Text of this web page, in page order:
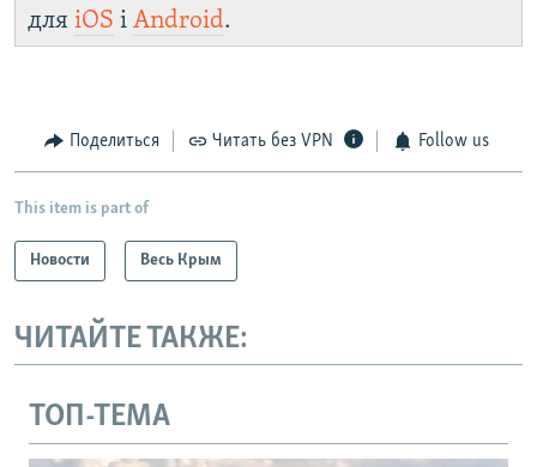
для iOS і Android.
Поделиться Читать без VPN Follow us
This item is part of
Новости Весь Крым
ЧИТАЙТЕ ТАКЖЕ:
ТОП-ТЕМА